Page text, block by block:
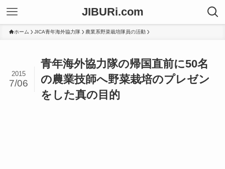
JIBURi.com
ホーム JICA青年海外協力隊 農業系野菜栽培隊員の活動
青年海外協力隊の帰国直前に50名
の農業技師へ野菜栽培のプレゼン
をした真の目的
2015
7/06